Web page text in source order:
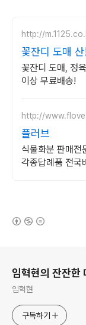
http://
꽃잔디 도매
꽃잔디 도매, 정
이상 무료배송!
http://
플러브
식물화분 판매
각종답례품 전국
임혁현의 잔잔한
임혁현
구독하기